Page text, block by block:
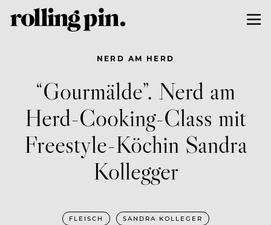
NERD AM HERD
“Gourmälde”. Nerd am
Herd-Cooking-Class mit
Freestyle-Köchin Sandra
Kollegger
FLEISCH SANDRA KOLLEGER